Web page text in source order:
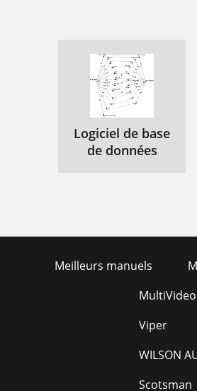
Logiciel de base
de données
Meilleurs manuels
MultiVideo
Viper
WILSON
Scotsman